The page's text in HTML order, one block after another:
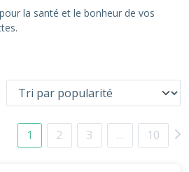
la santé et le bonheur de vos
1 2 3 … 10